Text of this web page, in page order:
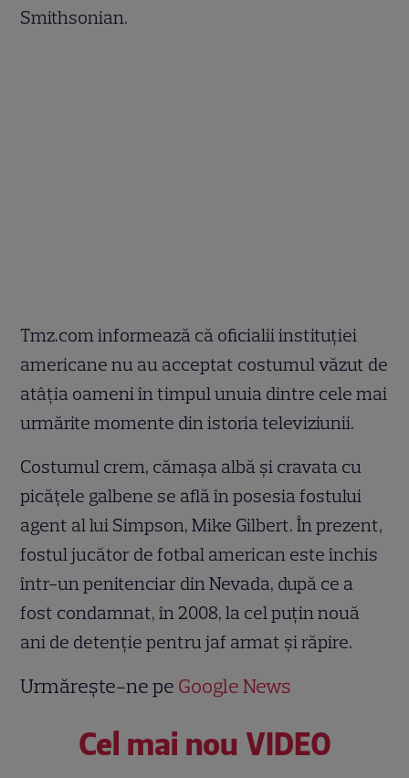
Smithsonian.
Tmz.com informează că oficialii instituţiei
americane nu au acceptat costumul văzut de
atâţia oameni în timpul unuia dintre cele mai
urmărite momente din istoria televiziunii.
Costumul crem, cămaşa albă şi cravata cu
picăţele galbene se află în posesia fostului
agent al lui Simpson, Mike Gilbert. În prezent,
fostul jucător de fotbal american este închis
într-un penitenciar din Nevada, după ce a
fost condamnat, în 2008, la cel puţin nouă
ani de detenţie pentru jaf armat şi răpire.
Urmărește-ne pe Google News
Cel mai nou VIDEO